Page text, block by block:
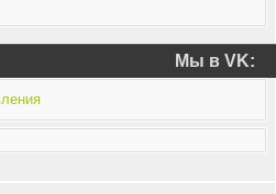
Мы в VK: